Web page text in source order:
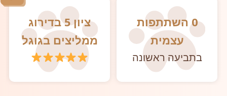
בתביעה ראשונה
0 השתתפות
עצמית
ציון 5 בדירוג
ממליצים בגוגל